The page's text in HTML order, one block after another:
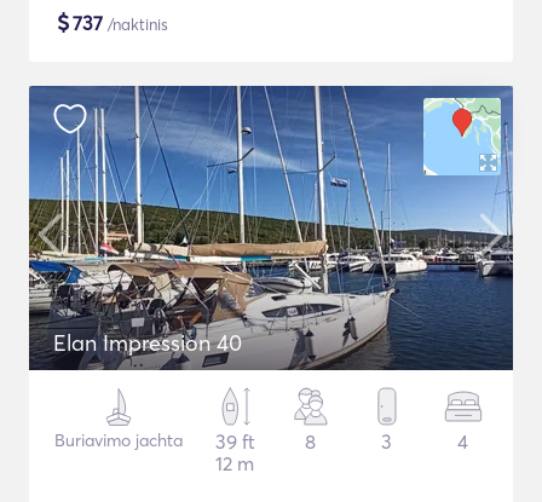
$737 /naktinis
Elan Impression 40
Buriavimo jachta
39 ft
12 m
8 3 4